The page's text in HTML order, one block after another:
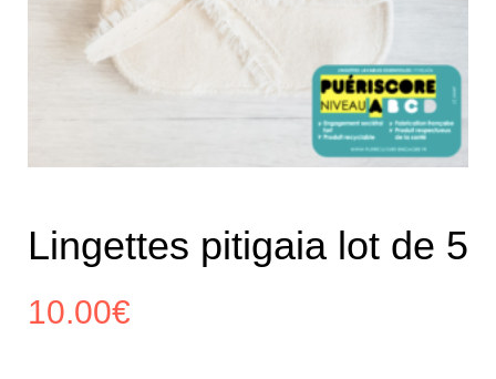
Lingettes pitigaia lot de 5
10.00€